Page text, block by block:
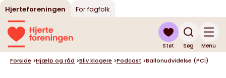
Hjerteforeningen For fagfolk
Søg
Støt Menu
Forside >Hjælp og råd >Bliv klogere >Podcast >Ballonudvidelse (PCI)